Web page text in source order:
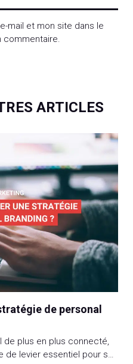
mail et mon site dans le
commentaire.
ARTICLES
de personal
de plus en plus connecté,
de levier essentiel pour se